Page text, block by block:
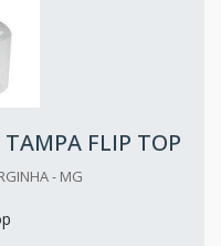
FLIP TOP
- MG